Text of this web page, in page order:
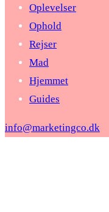
Oplevelser
Ophold
Rejser
Mad
Hjemmet
Guides
info@marketingco.dk